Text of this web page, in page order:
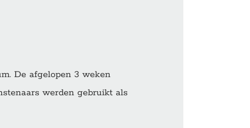
De afgelopen 3 weken
werden gebruikt als